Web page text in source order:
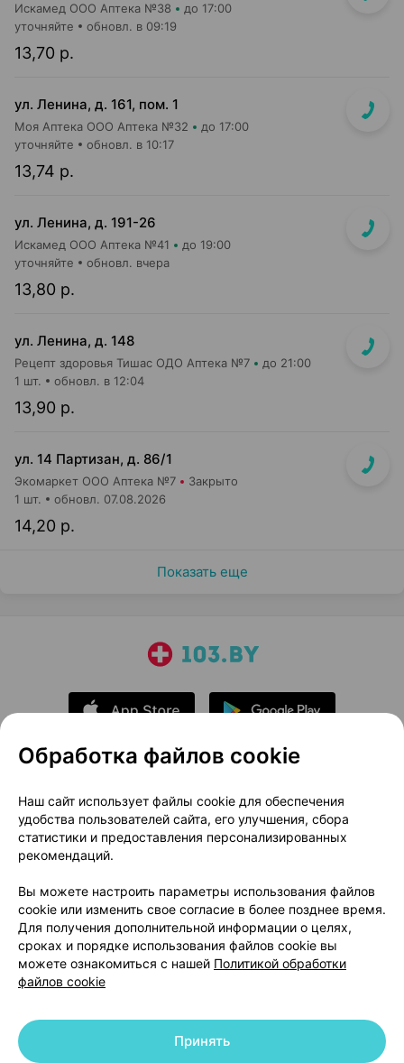
Искамед ООО Аптека №38 до 17:00
13,70 р.
уточняйте обновл. в 09:19
ул. Ленина, д. 161, пом. 1
Моя Аптека ООО Аптека №32 до 17:00
13,74 р.
уточняйте обновл. в 10:17
ул. Ленина, д. 191-26
Искамед ООО Аптека №41 до 19:00
13,80 р.
уточняйте обновл. вчера
ул. Ленина, д. 148
Рецепт здоровья Тишас ОДО Аптека №7 до 21:00
13,90 р.
1 шт. обновл. в 12:04
ул. 14 Партизан, д. 86/1
Экомаркет ООО Аптека №7 Закрыто
14,20 р.
1 шт. обновл. 07.08.2026
Показать еще
О проекте
Новости проекта
Размещение рекламы
Медицинский маркетинг
Публичный договор
Доставка
Способы оплаты
Вакансии
Партнеры
Написать руководителю 103.by
Написать в поддержку
Персональные настройки Cookie
© 2026 ООО «Артокс Лаб», УНП 191700409 | 220012, Республика Беларусь,
Обработка файлов cookie
Наш сайт использует файлы cookie для обеспечения
удобства пользователей сайта, его улучшения, сбора
статистики и предоставления персонализированных
рекомендаций.
Вы можете настроить параметры использования файлов
cookie или изменить свое согласие в более позднее время.
Для получения дополнительной информации о целях,
сроках и порядке использования файлов cookie вы
можете ознакомиться с нашей Политикой обработки
файлов cookie
Принять